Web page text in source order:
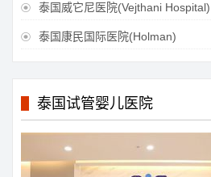
 泰国威它尼医院(Vejthani Hospital)
 泰国康民国际医院(Holman)
泰国试管婴儿医院